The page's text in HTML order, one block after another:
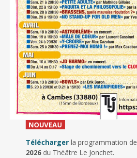
NOUVEAU_
Télécharger la programmation de
2026du Théâtre Le Jonchet.